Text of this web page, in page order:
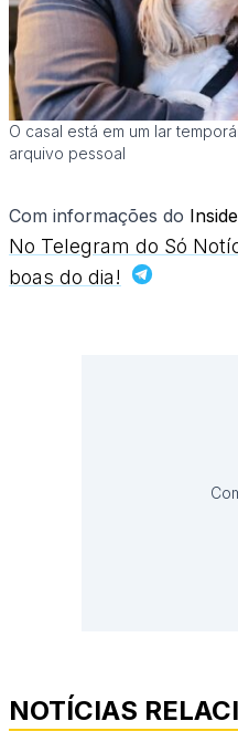
O casal está em um lar
arquivo pessoal
Com informações do
No Telegram do Só
boas do dia!
NOTÍCIAS